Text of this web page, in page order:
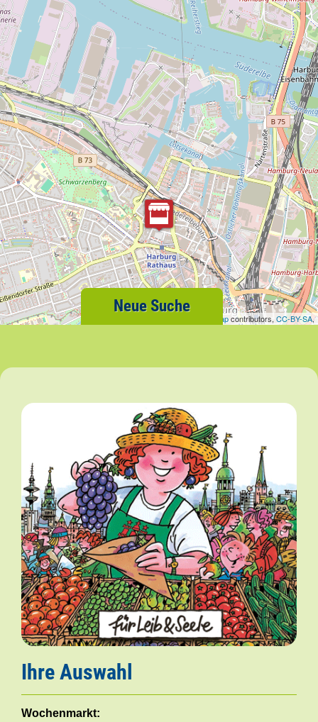
OpenStreetMapcontributors, CC-BY-SA,
Neue Suche
Ihre Auswahl
Wochenmarkt: